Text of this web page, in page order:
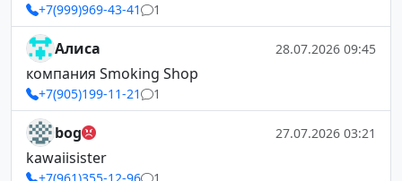
+7(999)969-43-41 1
Алиса 28.07.2026 09:45
компания Smoking Shop
+7(905)199-11-21 1
bog 27.07.2026 03:21
kawaiisister